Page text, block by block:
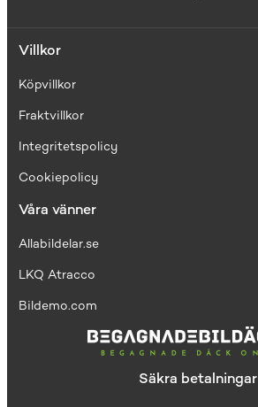
Villkor
Köpvillkor
Fraktvillkor
Integritetspolicy
Cookiepolicy
Våra vänner
Allabildelar.se
LKQ Atracco
Bildemo.com
Säkra betalningar